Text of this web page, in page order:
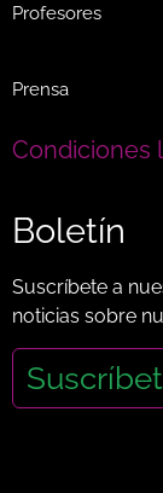
Profesores
Prensa
Condiciones
Boletín
Suscríbete a
noticias sobre